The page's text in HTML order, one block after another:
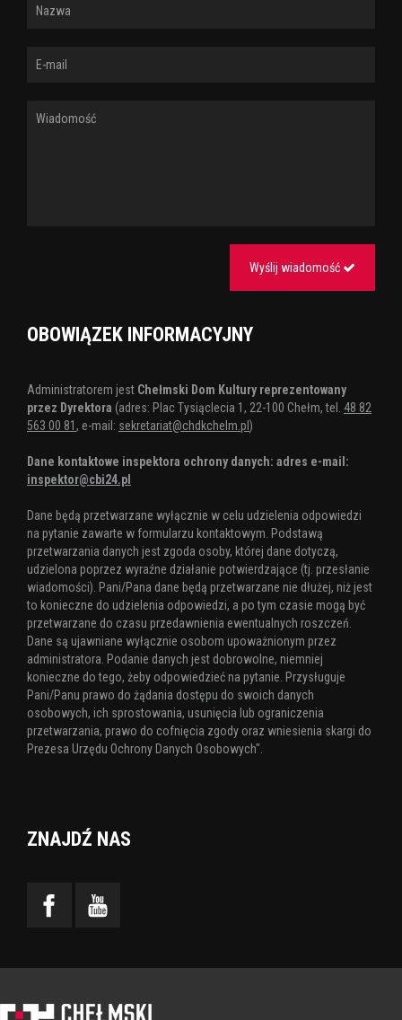
Wyślij wiadomość
OBOWIĄZEK INFORMACYJNY
Administratorem jest Chełmski Dom Kultury reprezentowany
przez Dyrektora (adres: Plac Tysiąclecia 1, 22-100 Chełm, tel. 48 82
563 00 81 , e-mail: sekretariat@chdkchelm.pl )
Dane kontaktowe inspektora ochrony danych: adres e-mail:
inspektor@cbi24.pl
Dane będą przetwarzane wyłącznie w celu udzielenia odpowiedzi
na pytanie zawarte w formularzu kontaktowym. Podstawą
przetwarzania danych jest zgoda osoby, której dane dotyczą,
udzielona poprzez wyraźne działanie potwierdzające (tj. przesłanie
wiadomości). Pani/Pana dane będą przetwarzane nie dłużej, niż jest
to konieczne do udzielenia odpowiedzi, a po tym czasie mogą być
przetwarzane do czasu przedawnienia ewentualnych roszczeń.
Dane są ujawniane wyłącznie osobom upoważnionym przez
administratora. Podanie danych jest dobrowolne, niemniej
konieczne do tego, żeby odpowiedzieć na pytanie. Przysługuje
Pani/Panu prawo do żądania dostępu do swoich danych
osobowych, ich sprostowania, usunięcia lub ograniczenia
przetwarzania, prawo do cofnięcia zgody oraz wniesienia skargi do
Prezesa Urzędu Ochrony Danych Osobowych".
ZNAJDŹ NAS